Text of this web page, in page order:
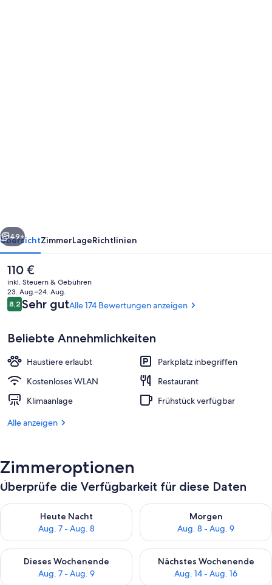
Superior-Zimmer, 1 Queen-Bett,
Weiter
49+
ÜbersichtZimmerLageRichtlinien
Der
aktuelle
Preis
beträgt
110 €.
110 €
inkl. Steuern & Gebühren
23. Aug.–24. Aug.
Bewertungen
8,28,2 von 10.
Sehr gutAlle 174 Bewertungen anzeigen
Beliebte Annehmlichkeiten
Haustiere erlaubt
Parkplatz inbegriffen
Kostenloses WLAN
Restaurant
Klimaanlage
Frühstück verfügbar
Alle anzeigen
Zimmeroptionen
Überprüfe die Verfügbarkeit für diese Daten
Heute Nacht
Aug. 7 - Aug. 8
Überprüfe die Verfügbarkeit für heute Nacht, Aug. 7 - Aug. 8.
Morgen
Aug. 8 - Aug. 9
Überprüfe die Verfügbarkeit
Dieses Wochenende
Aug. 7 - Aug. 9
Überprüfe die Verfügbarkeit für dieses Wochenende, Aug. 7
Nächstes Wochenende
Aug. 14 - Aug. 16
Überprüfe die Verfügbarkeit